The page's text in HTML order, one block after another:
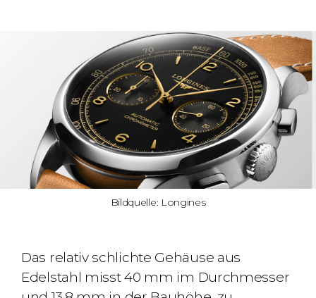
Bildquelle: Longines
Das relativ schlichte Gehäuse aus
Edelstahl misst40 mm im Durchmesser